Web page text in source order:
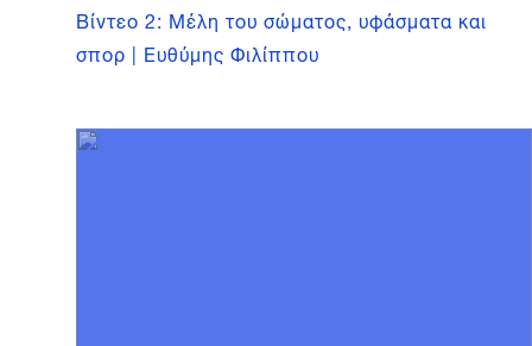
Βίντεο 2: Μέλη του σώματος, υφάσματα και
σπορ | Ευθύμης Φιλίππου